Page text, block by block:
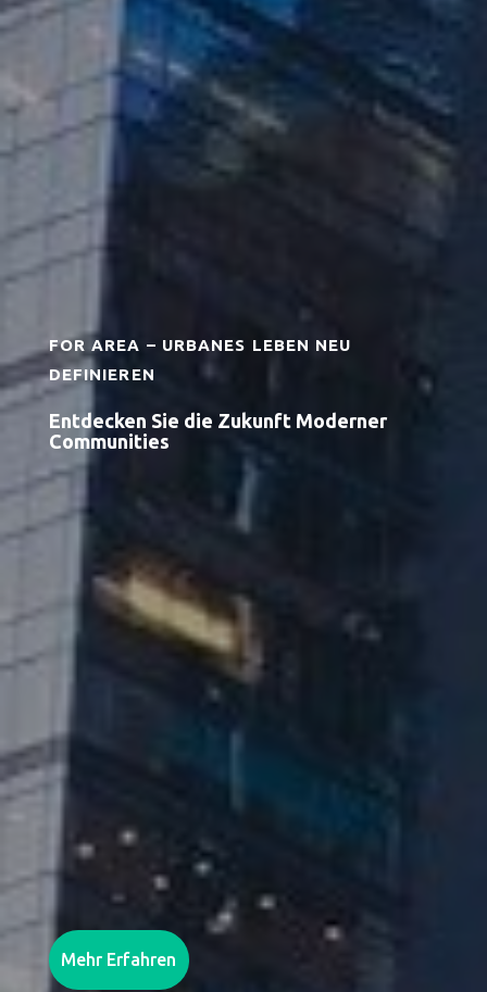
FOR AREA – URBANES LEBEN NEU
DEFINIEREN
Entdecken Sie die Zukunft Moderner
Communities
Mehr Erfahren